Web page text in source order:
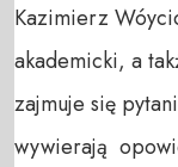
Kazimierz
akademicki, a
zajmuje się
wywierają